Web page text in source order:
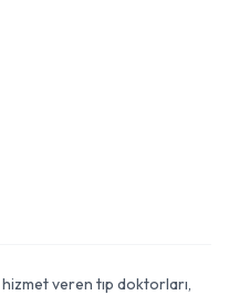
veren tıp doktorları,